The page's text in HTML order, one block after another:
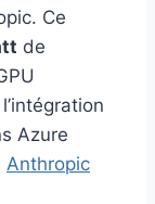
Ce
de
Azure
Anthropic